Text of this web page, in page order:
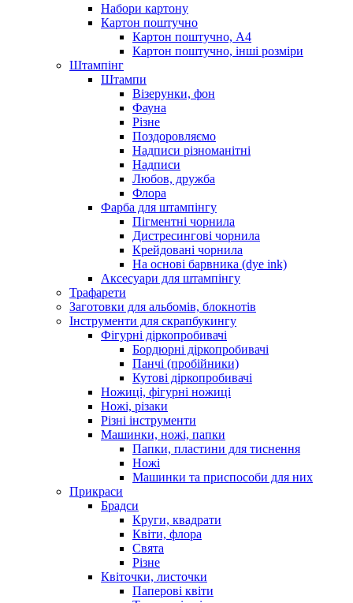
Набори картону
Картон поштучно
Картон поштучно, А4
Картон поштучно, інші розміри
Штампінг
Штампи
Візерунки, фон
Фауна
Різне
Поздоровляємо
Надписи різноманітні
Надписи
Любов, дружба
Флора
Фарба для штампінгу
Пігментні чорнила
Дистресингові чорнила
Крейдовані чорнила
На основі барвника (dye ink)
Аксесуари для штампінгу
Трафарети
Заготовки для альбомів, блокнотів
Інструменти для скрапбукингу
Фігурні діркопробивачі
Бордюрні діркопробивачі
Панчі (пробійники)
Кутові діркопробивачі
Ножиці, фігурні ножиці
Ножі, різаки
Різні інструменти
Машинки, ножі, папки
Папки, пластини для тиснення
Ножі
Машинки та приспособи для них
Прикраси
Брадси
Круги, квадрати
Квіти, флора
Свята
Різне
Квіточки, листочки
Паперові квіти